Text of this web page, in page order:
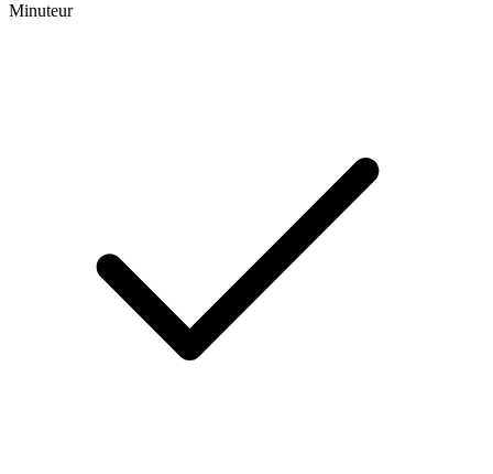
Minuteur